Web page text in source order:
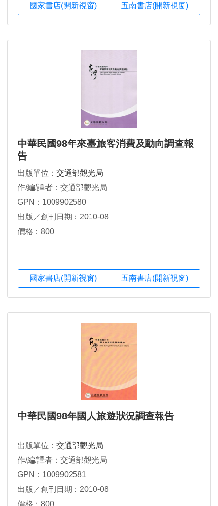
國家書店(開新視窗) 五南書店(開新視窗)
中華民國98年來臺旅客消費及動向調查報
告
出版單位： 交通部觀光局
作/編/譯者：交通部觀光局
GPN：1009902580
出版／創刊日期：2010-08
價格：800
國家書店(開新視窗) 五南書店(開新視窗)
中華民國98年國人旅遊狀況調查報告
出版單位： 交通部觀光局
作/編/譯者：交通部觀光局
GPN：1009902581
出版／創刊日期：2010-08
價格：800